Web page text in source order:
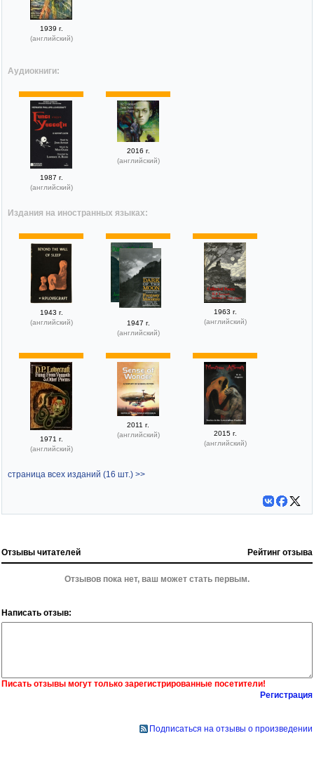
1939 г.
(английский)
Аудиокниги:
1987 г.
(английский)
2016 г.
(английский)
Издания на иностранных языках:
1943 г.
(английский)
1947 г.
(английский)
1963 г.
(английский)
1971 г.
(английский)
2011 г.
(английский)
2015 г.
(английский)
страница всех изданий (16 шт.) >>
Отзывы читателей Рейтинг отзыва
Отзывов пока нет, ваш может стать первым.
Написать отзыв:
Писать отзывы могут только зарегистрированные посетители!
Регистрация
Подписаться на отзывы о произведении